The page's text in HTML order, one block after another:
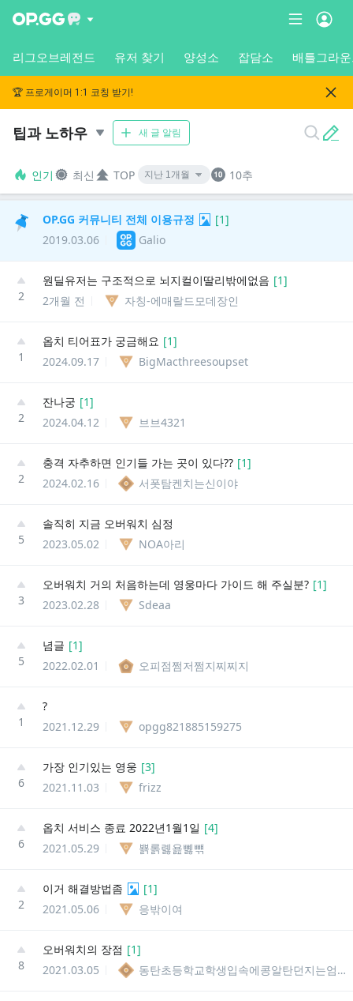
리그오브레전드 유저 찾기 양성소 잡담소 배틀그라
🏆 프로게이머 1:1 코칭 받기!
팁과 노하우 새 글 알림
인기 최신 TOP 10추
OP.GG 커뮤니티 전체 이용규정 [1]
2019.03.06
Galio
2
원딜유저는 구조적으로 뇌지컬이딸리밖에없음 [1]
2개월 전
자칭-에매랄드모데장인
1
옵치 티어표가 궁금해요 [1]
2024.09.17
BigMacthreesoupset
2
잔나궁 [1]
2024.04.12
브브4321
2
충격 자추하면 인기들 가는 곳이 있다?? [1]
2024.02.16
서폿탐켄치는신이야
5
솔직히 지금 오버워치 심정
2023.05.02
NOA아리
3
오버워치 거의 처음하는데 영웅마다 가이드 해 주실분? [1]
2023.02.28
Sdeaa
5
념글 [1]
2022.02.01
오피점쩜저쩜지찌찌지
1
?
2021.12.29
opgg821885159275
6
가장 인기있는 영웅 [3]
2021.11.03
frizz
6
옵치 서비스 종료 2022년1월1일 [4]
2021.05.29
뾹롥롏욢뼳뺶
2
이거 해결방법좀 [1]
2021.05.06
응밖이여
8
오버워치의 장점 [1]
2021.03.05
동탄초등학교학생입속에콩알탄던지는엄준식